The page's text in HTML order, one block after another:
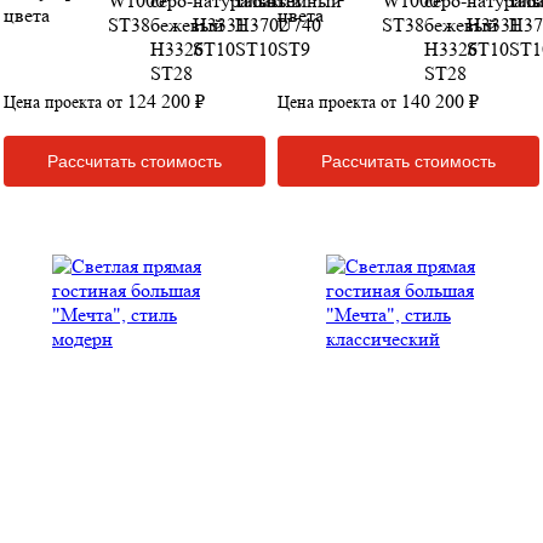
цвета
Цена проекта от 124 200 ₽
Рассчитать стоимость
цвета
Цена проекта от 140 200 ₽
Рассчитать стоимость